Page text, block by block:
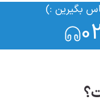
بگیرین :)